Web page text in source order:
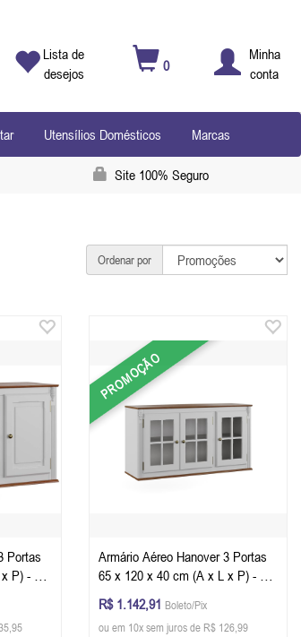
Lista de
desejos
0
Minha
conta
Utensílios Domésticos Marcas
Site 100% Seguro
Ordenar por
Portas
P) - Cor
PROMOÇÃO
Armário Aéreo Hanover 3 Portas
65 x 120 x 40 cm (A x L x P) - Cor
Branco - Imbuia Glazer
R$ 1.142,91 Boleto/Pix
ou em 10x sem juros de R$ 126,99